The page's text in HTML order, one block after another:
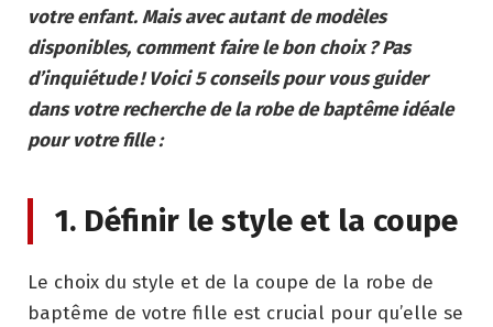
votre enfant. Mais avec autant de modèles
disponibles, comment faire le bon choix ?Pas
d’inquiétude ! Voici 5 conseils pour vous guider
dans votre recherche de la robe de baptême idéale
pour votre fille :
1. Définir le style et la coupe
Le choix du style et de la coupe de la robe de
baptême de votre fille est crucial pour qu’elle se